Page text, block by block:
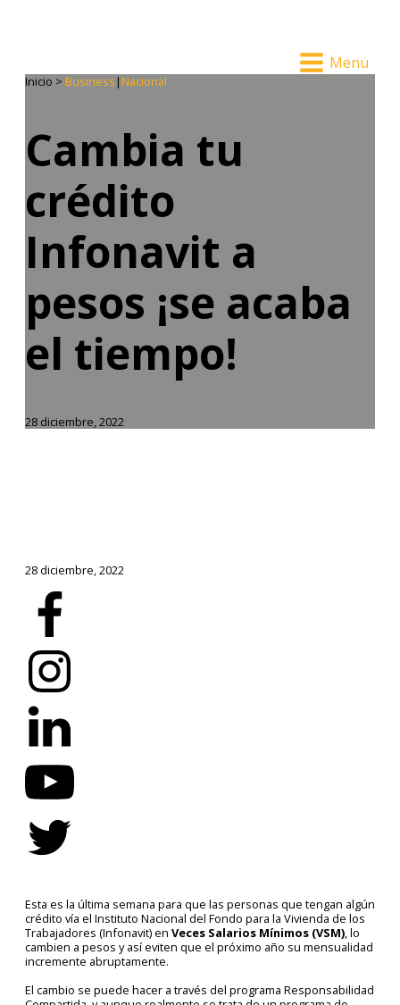
Menu
Inicio > Business | Nacional
Cambia tu
crédito
Infonavit a
pesos ¡se acaba
el tiempo!
28 diciembre, 2022
28 diciembre, 2022
Esta es la última semana para que las personas que tengan algún
crédito vía el Instituto Nacional del Fondo para la Vivienda de los
Trabajadores (Infonavit) en Veces Salarios Mínimos (VSM), lo
cambien a pesos y así eviten que el próximo año su mensualidad
incremente abruptamente.
El cambio se puede hacer a través del programa Responsabilidad